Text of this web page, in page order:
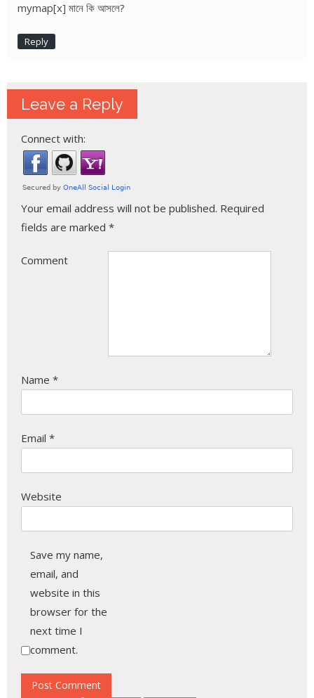
mymap[x] মানে কি আসলে?
Reply
Leave a Reply
Connect with:
Your email address will not be published. Required
fields are marked *
Comment
Name *
Email *
Website
Save my name,
email, and
website in this
browser for the
next time I
comment.